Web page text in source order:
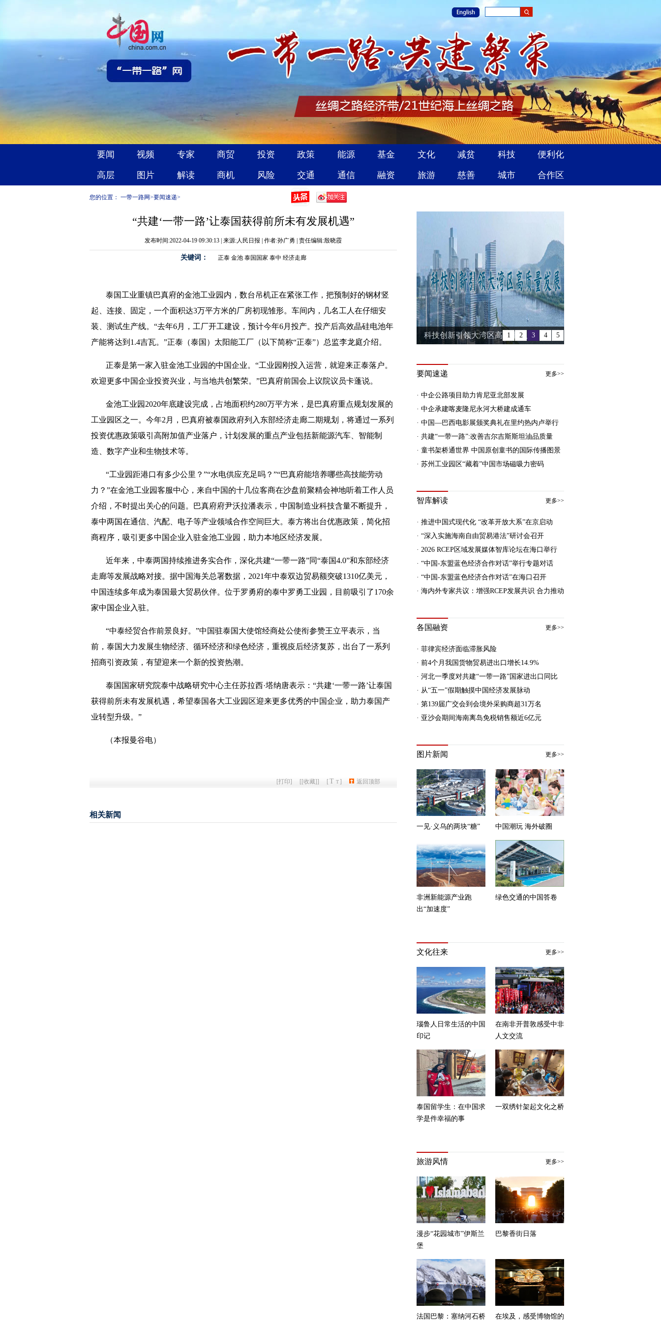
您的位置： 一带一路网>要闻速递>
“共建‘一带一路’让泰国获得前所未有发展机遇”
发布时间:2022-04-19 09:30:13 | 来源:人民日报 | 作者:孙广勇 | 责任编辑:殷晓霞
关键词： 正泰 金池 泰国国家 泰中 经济走廊
泰国工业重镇巴真府的金池工业园内，数台吊机正在紧张工作，把预制好的钢材竖
起、连接、固定，一个面积达3万平方米的厂房初现雏形。车间内，几名工人在仔细安
装、测试生产线。“去年6月，工厂开工建设，预计今年6月投产。投产后高效晶硅电池年
产能将达到1.4吉瓦。”正泰（泰国）太阳能工厂（以下简称“正泰”）总监李龙庭介绍。
正泰是第一家入驻金池工业园的中国企业。“工业园刚投入运营，就迎来正泰落户。
欢迎更多中国企业投资兴业，与当地共创繁荣。”巴真府前国会上议院议员卡蓬说。
金池工业园2020年底建设完成，占地面积约280万平方米，是巴真府重点规划发展的
工业园区之一。今年2月，巴真府被泰国政府列入东部经济走廊二期规划，将通过一系列
投资优惠政策吸引高附加值产业落户，计划发展的重点产业包括新能源汽车、智能制
造、数字产业和生物技术等。
“工业园距港口有多少公里？”“水电供应充足吗？”“巴真府能培养哪些高技能劳动
力？”在金池工业园客服中心，来自中国的十几位客商在沙盘前聚精会神地听着工作人员
介绍，不时提出关心的问题。巴真府府尹沃拉潘表示，中国制造业科技含量不断提升，
泰中两国在通信、汽配、电子等产业领域合作空间巨大。泰方将出台优惠政策，简化招
商程序，吸引更多中国企业入驻金池工业园，助力本地区经济发展。
近年来，中泰两国持续推进务实合作，深化共建“一带一路”同“泰国4.0”和东部经济
走廊等发展战略对接。据中国海关总署数据，2021年中泰双边贸易额突破1310亿美元，
中国连续多年成为泰国最大贸易伙伴。位于罗勇府的泰中罗勇工业园，目前吸引了170余
家中国企业入驻。
“中泰经贸合作前景良好。”中国驻泰国大使馆经商处公使衔参赞王立平表示，当
前，泰国大力发展生物经济、循环经济和绿色经济，重视疫后经济复苏，出台了一系列
招商引资政策，有望迎来一个新的投资热潮。
泰国国家研究院泰中战略研究中心主任苏拉西·塔纳唐表示：“共建‘一带一路’让泰国
获得前所未有发展机遇，希望泰国各大工业园区迎来更多优秀的中国企业，助力泰国产
业转型升级。”
（本报曼谷电）
[打印] [[收藏]] [T T] 返回顶部
相关新闻